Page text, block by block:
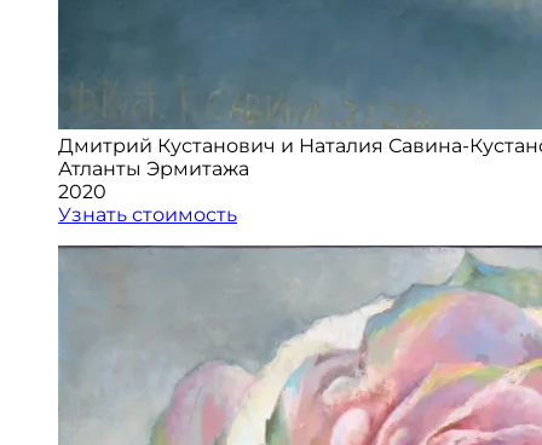
Дмитрий Кустанович и Наталия Савина-
Атланты Эрмитажа
2020
Узнать стоимость